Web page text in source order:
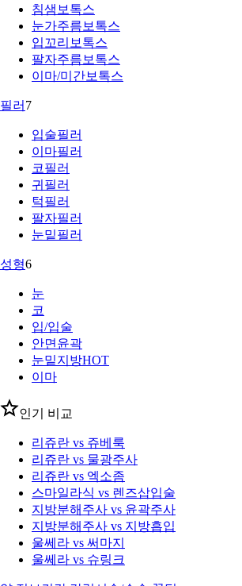
침샘보톡스
눈가주름보톡스
입꼬리보톡스
팔자주름보톡스
이마/미간보톡스
필러 7
입술필러
이마필러
코필러
귀필러
턱필러
팔자필러
눈밑필러
성형6
눈
코
입/입술
안면윤곽
눈밑지방HOT
이마
인기 비교
리쥬란 vs 쥬베룩
리쥬란 vs 물광주사
리쥬란 vs 엑소좀
스마일라식 vs 렌즈삽입술
지방분해주사 vs 윤곽주사
지방분해주사 vs 지방흡입
울쎄라 vs 써마지
울쎄라 vs 슈링크